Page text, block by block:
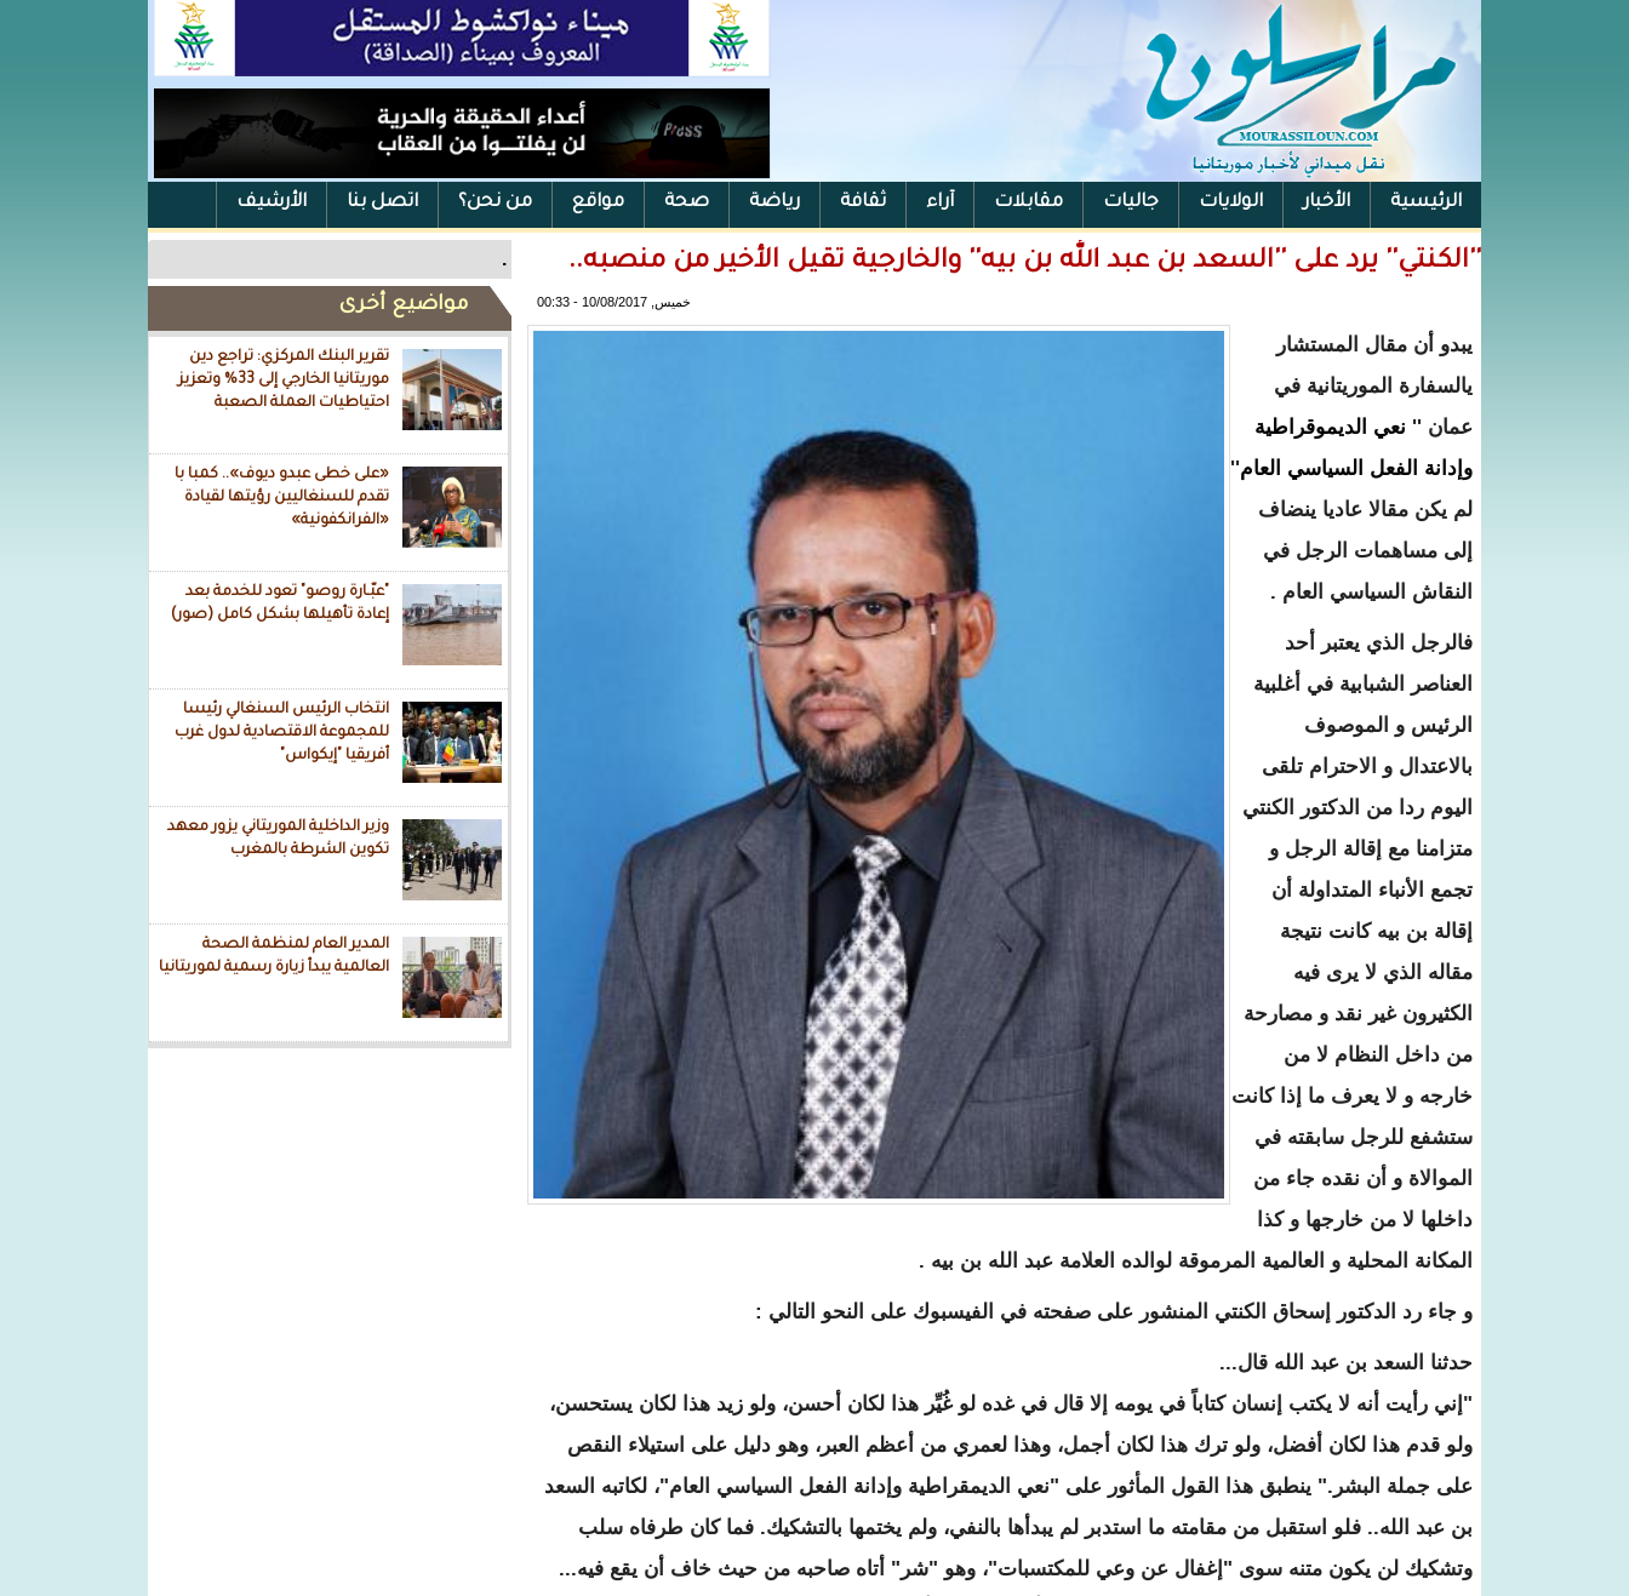
الرئيسية الأخبار الولايات جاليات مقابلات آراء ثقافة رياضة صحة مواقع من نحن؟ اتصل بنا الأرشيف
الفيس بوك .
مواضيع أخرى
تقرير البنك المركزي: تراجع دين
موريتانيا الخارجي إلى 33% وتعزيز
احتياطيات العملة الصعبة
«على خطى عبدو ديوف».. كمبا با
تقدم للسنغاليين رؤيتها لقيادة
«الفرانكفونية»
"عبّـارة روصو" تعود للخدمة بعد
إعادة تأهيلها بشكل كامل (صور)
انتخاب الرئيس السنغالي رئيسا
للمجموعة الاقتصادية لدول غرب
أفريقيا "إيكواس"
وزير الداخلية الموريتاني يزور معهد
تكوين الشرطة بالمغرب
المدير العام لمنظمة الصحة
العالمية يبدأ زيارة رسمية لموريتانيا
''الكنتي'' يرد على ''السعد بن عبد الله بن بيه'' والخارجية تقيل الأخير من منصبه..
خميس, 10/08/2017 - 00:33
يبدو أن مقال المستشار
يالسفارة الموريتانية في
عمان '' نعي الديموقراطية
وإدانة الفعل السياسي العام''
لم يكن مقالا عاديا ينضاف
إلى مساهمات الرجل في
النقاش السياسي العام .
فالرجل الذي يعتبر أحد
العناصر الشبابية في أغلبية
الرئيس و الموصوف
بالاعتدال و الاحترام تلقى
اليوم ردا من الدكتور الكنتي
متزامنا مع إقالة الرجل و
تجمع الأنباء المتداولة أن
إقالة بن بيه كانت نتيجة
مقاله الذي لا يرى فيه
الكثيرون غير نقد و مصارحة
من داخل النظام لا من
خارجه و لا يعرف ما إذا كانت
ستشفع للرجل سابقته في
الموالاة و أن نقده جاء من
داخلها لا من خارجها و كذا
المكانة المحلية و العالمية المرموقة لوالده العلامة عبد الله بن بيه .
و جاء رد الدكتور إسحاق الكنتي المنشور على صفحته في الفيسبوك على النحو التالي :
حدثنا السعد بن عبد الله قال...
"إني رأيت أنه لا يكتب إنسان كتاباً في يومه إلا قال في غده لو غُيِّر هذا لكان أحسن، ولو زيد هذا لكان يستحسن،
ولو قدم هذا لكان أفضل، ولو ترك هذا لكان أجمل، وهذا لعمري من أعظم العبر، وهو دليل على استيلاء النقص
على جملة البشر." ينطبق هذا القول المأثور على "نعي الديمقراطية وإدانة الفعل السياسي العام"، لكاتبه السعد
بن عبد الله.. فلو استقبل من مقامته ما استدبر لم يبدأها بالنفي، ولم يختمها بالتشكيك. فما كان طرفاه سلب
وتشكيك لن يكون متنه سوى "إغفال عن وعي للمكتسبات"، وهو "شر" أتاه صاحبه من حيث خاف أن يقع فيه...